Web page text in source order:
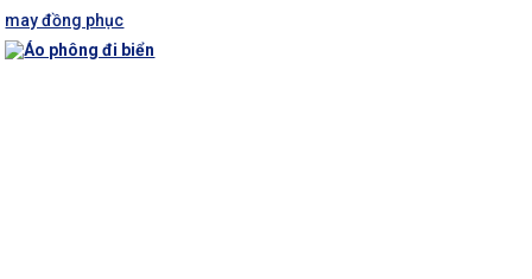
may đồng phục